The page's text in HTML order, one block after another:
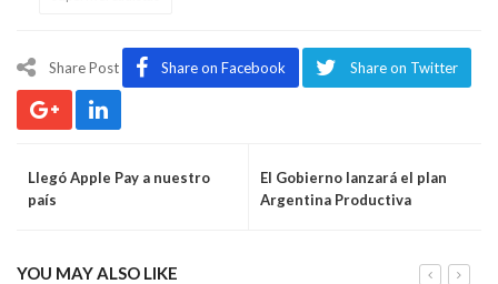
Share Post Share on Facebook Share on Twitter
Llegó Apple Pay a nuestro
país
El Gobierno lanzará el plan
Argentina Productiva
YOU MAY ALSO LIKE